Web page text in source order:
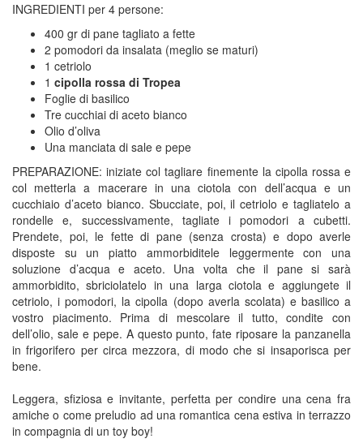
INGREDIENTI per 4 persone:
400 gr di pane tagliato a fette
2 pomodori da insalata (meglio se maturi)
1 cetriolo
1 cipolla rossa di Tropea
Foglie di basilico
Tre cucchiai di aceto bianco
Olio d’oliva
Una manciata di sale e pepe
PREPARAZIONE: iniziate col tagliare finemente la cipolla rossa e
col metterla a macerare in una ciotola con dell’acqua e un
cucchiaio d’aceto bianco. Sbucciate, poi, il cetriolo e tagliatelo a
rondelle e, successivamente, tagliate i pomodori a cubetti.
Prendete, poi, le fette di pane (senza crosta) e dopo averle
disposte su un piatto ammorbiditele leggermente con una
soluzione d’acqua e aceto. Una volta che il pane si sarà
ammorbidito, sbriciolatelo in una larga ciotola e aggiungete il
cetriolo, i pomodori, la cipolla (dopo averla scolata) e basilico a
vostro piacimento. Prima di mescolare il tutto, condite con
dell’olio, sale e pepe. A questo punto, fate riposare la panzanella
in frigorifero per circa mezzora, di modo che si insaporisca per
bene.
Leggera, sfiziosa e invitante, perfetta per condire una cena fra
amiche o come preludio ad una romantica cena estiva in terrazzo
in compagnia di un toy boy!